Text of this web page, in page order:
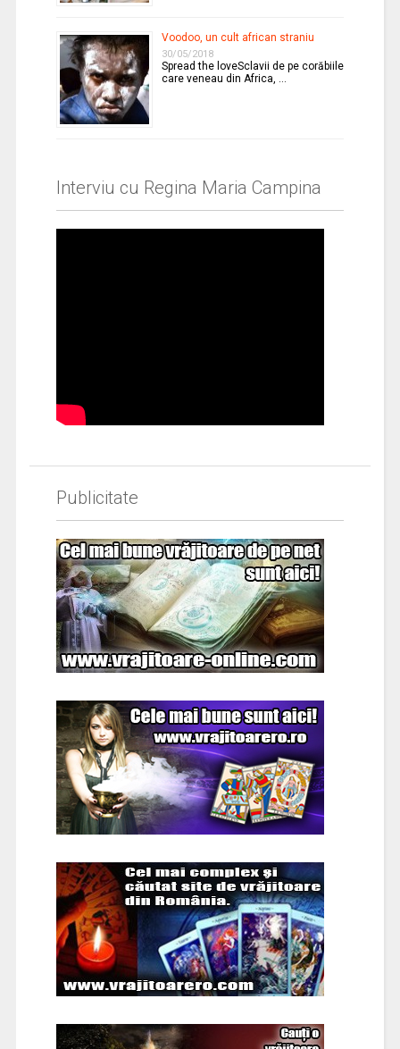
Voodoo, un cult african straniu
30/05/2018
Spread the loveSclavii de pe corăbiile
care veneau din Africa, …
Interviu cu Regina Maria Campina
Publicitate